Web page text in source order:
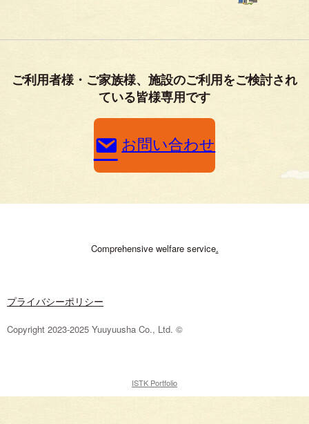
新
ご利用者様・ご家族様、施設のご利用をご検討され
ている皆様専用です
お問い合わせ
Comprehensive welfare service.
プライバシーポリシー
Copyright 2023-2025 Yuuyuusha Co., Ltd. ©
ISTK Portfolio